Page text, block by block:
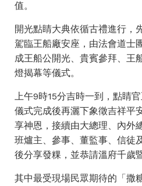
值。
開光點睛大典依循古禮進行，
駕臨王船廠安座，由法會道士
成王船公開光、貴賓參拜、王
燈揭幕等儀式。
上午9時15分吉時一到，點睛
儀式完成後再灑下象徵吉祥平
享神恩，接續由大總理、內外
班爐主、參事、董監事、信徒
後分享發粿，並恭請溫府千歲
其中最受現場民眾期待的「撒